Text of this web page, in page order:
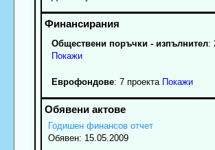
Обществени поръчки - изпълнител:
Покажи
Еврофондове: 7 проекта Покажи
Годишен финансов отчет
Обявен: 15.05.2009